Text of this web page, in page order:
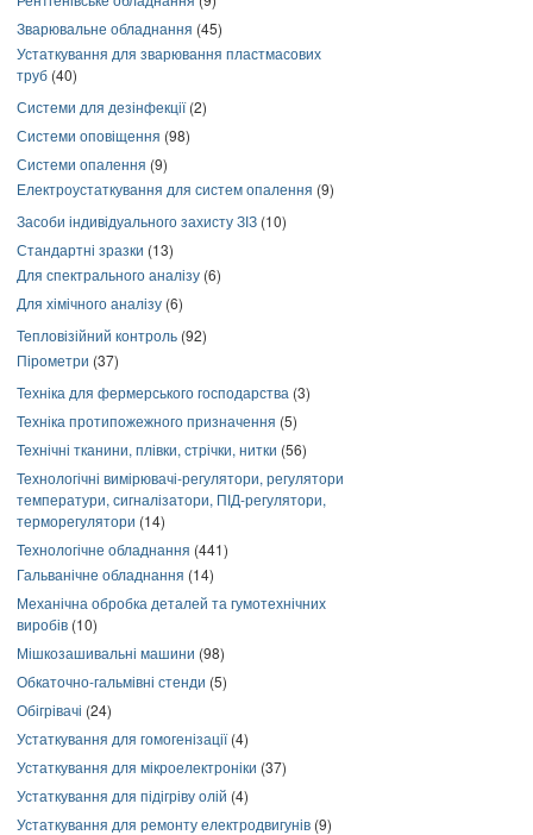
Зварювальне обладнання (45)
Устаткування для зварювання пластмасових
труб (40)
Системи для дезінфекції(2)
Системи оповіщення (98)
Системи опалення (9)
Електроустаткування для систем опалення (9)
Засоби індивідуального захисту ЗІЗ (10)
Стандартні зразки (13)
Для спектрального аналізу (6)
Для хімічного аналізу (6)
Тепловізійний контроль (92)
Пірометри (37)
Техніка для фермерського господарства (3)
Техніка протипожежного призначення (5)
Технічні тканини, плівки, стрічки, нитки (56)
Технологічні вимірювачі-регулятори, регулятори
температури, сигналізатори, ПІД-регулятори,
терморегулятори (14)
Технологічне обладнання (441)
Гальванічне обладнання (14)
Механічна обробка деталей та гумотехнічних
виробів (10)
Мішкозашивальні машини (98)
Обкаточно-гальмівні стенди (5)
Обігрівачі (24)
Устаткування для гомогенізації(4)
Устаткування для мікроелектроніки (37)
Устаткування для підігріву олій (4)
Устаткування для ремонту електродвигунів (9)